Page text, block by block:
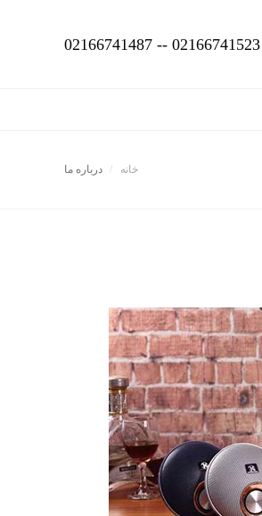
02166741523 -- 02166741487
خانه درباره ما